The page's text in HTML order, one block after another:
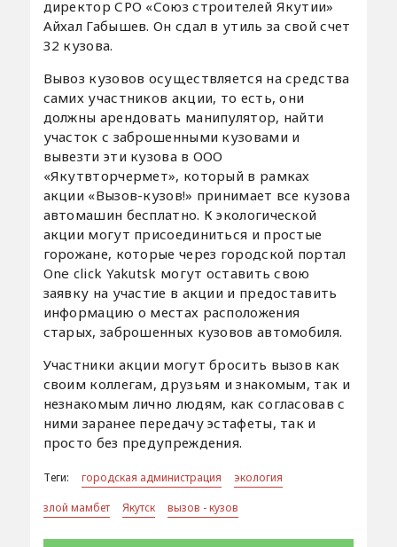
директор СРО «Союз строителей Якутии»
Айхал Габышев. Он сдал в утиль за свой счет
32 кузова.
Вывоз кузовов осуществляется на средства
самих участников акции, то есть, они
должны арендовать манипулятор, найти
участок с заброшенными кузовами и
вывезти эти кузова в ООО
«Якутвторчермет», который в рамках
акции «Вызов-кузов!» принимает все кузова
автомашин бесплатно. К экологической
акции могут присоединиться и простые
горожане, которые через городской портал
One click Yakutsk могут оставить свою
заявку на участие в акции и предоставить
информацию о местах расположения
старых, заброшенных кузовов автомобиля.
Участники акции могут бросить вызов как
своим коллегам, друзьям и знакомым, так и
незнакомым лично людям, как согласовав с
ними заранее передачу эстафеты, так и
просто без предупреждения.
Теги: городская администрация
экология
злой мамбет
Якутск вызов - кузов